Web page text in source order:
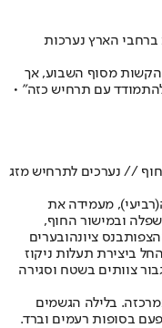
ברחבי הארץ נערכות
הקשות מסוף השבוע, אך
להתמודד עם תרחיש כזה" •
// נערכים לתרחיש מזג
(רביעי), מעמידה את
ובמישור החוף,
בנס ציונהובערים
ביצירת תעלות ניקוז
צוותים בשטח וסגירה
בלילה הגשמים
פעם בסופות רעמים וברד.